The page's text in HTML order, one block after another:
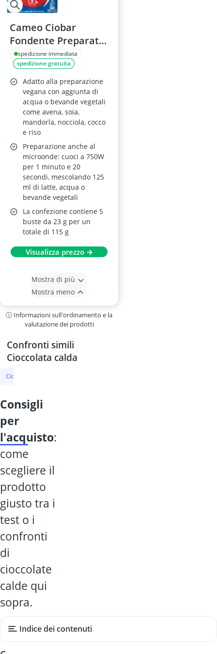
Cameo Ciobar
Fondente Preparato
per Cioccolata Calda
spedizione immediata
spedizione gratuita
Adatto alla preparazione
vegana con aggiunta di
acqua o bevande vegetali
come avena, soia,
mandorla, nocciola, cocco
e riso
Preparazione anche al
microonde: cuoci a 750W
per 1 minuto e 20
secondi, mescolando 125
ml di latte, acqua o
bevande vegetali
La confezione contiene 5
buste da 23 g per un
totale di 115 g
Visualizza prezzo →
Mostra di più
Mostra meno
ⓘ Informazioni sull'ordinamento e la
valutazione dei prodotti
Confronti simili
Cioccolata calda
Cioccolata calda
consigli
per
l'acquisto:
come
scegliere il
prodotto
giusto tra i
test o i
confronti
di
cioccolate
calde qui
sopra.
Indice dei contenuti